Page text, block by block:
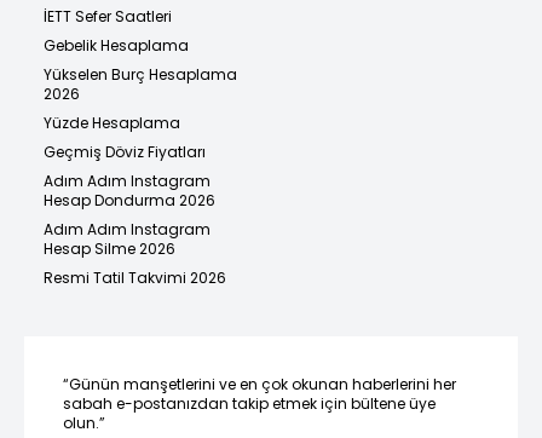
İETT Sefer Saatleri
Gebelik Hesaplama
Yükselen Burç Hesaplama
2026
Yüzde Hesaplama
Geçmiş Döviz Fiyatları
Adım Adım Instagram
Hesap Dondurma 2026
Adım Adım Instagram
Hesap Silme 2026
Resmi Tatil Takvimi 2026
“Günün manşetlerini ve en çok okunan haberlerini her
sabah e-postanızdan takip etmek için bültene üye
olun.”